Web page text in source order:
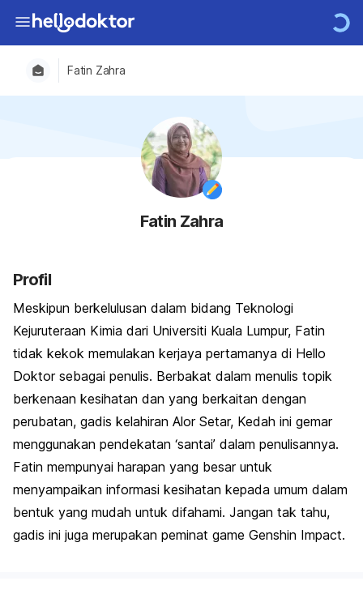
Fatin Zahra
Fatin Zahra
Profil
Meskipun berkelulusan dalam bidang Teknologi
Kejuruteraan Kimia dari Universiti Kuala Lumpur, Fatin
tidak kekok memulakan kerjaya pertamanya di Hello
Doktor sebagai penulis. Berbakat dalam menulis topik
berkenaan kesihatan dan yang berkaitan dengan
perubatan, gadis kelahiran Alor Setar, Kedah ini gemar
menggunakan pendekatan ‘santai’ dalam penulisannya.
Fatin mempunyai harapan yang besar untuk
menyampaikan informasi kesihatan kepada umum dalam
bentuk yang mudah untuk difahami. Jangan tak tahu,
gadis ini juga merupakan peminat game Genshin Impact.